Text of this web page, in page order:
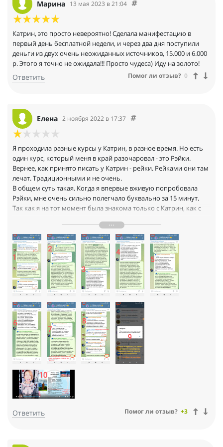
есть другие финансовые приоритеты, более «полезные».
Получила потрясающие эмоции от работы профессионалов и
себя красивой в кадре!
Каждая женщина достойна самого лучшего праздника по
сердцу. Не забывайте дарить себе подарки и баловать себя
тем, что действительно хочет ваша душа.
Эти эмоции - ваш ресурс!
Марина 13 мая 2023 в 21:04
Катрин, это просто невероятно! Сделала манифестацию в
первый день бесплатной недели, и через два дня поступили
деньги из двух очень неожиданных источников, 15.000 и 6.000
р. Этого я точно не ожидала!!! Просто чудеса) Иду на золото!
Ответить Помог ли отзыв? 0
Елена 2 ноября 2022 в 17:37
Я проходила разные курсы у Катрин, в разное время. Но есть
один курс, который меня в край разочаровал - это Рэйки.
Вернее, как принято писать у Катрин - рейки. Рейками они там
лечат. Традиционными и не очень.
В общем суть такая. Когда я впервые вживую попробовала
Рэйки, мне очень сильно полегчало буквально за 15 минут.
Так как я на тот момент была знакома только с Катрин, как с
нетрадиционные рейки, и традиционные 2 ступени. Я
практиковала 3 года, чтобы начать хоть что-то чувствовать.
3 года я мучилась, пытаясь получить хоть какие-то
результаты, но становилось только хуже. Вместо расслабления
и успокоения я становилась еще более напряженной, злой,
агрессивной. В итоге очень сильно расшатала свою нервную
систему. Только мое упорство позволило мне разобраться в
происходящем.
Все дело оказалось в неправильной настройке, которую дает
Катрин, точнее она ее вообще не дает, о чем я случайно узнала
спустя 3 года своих мучений от другого мастера. Моему
негодованию не было предела!!!
ТРИ ГОДА Я ЛЕЧИЛА СЕБЯ СВОЕЙ ЖЕ ЭНЕРГИЕЙ И ЧУТЬ СЕБЯ
НЕ УГРОБИЛА!!! Потому что все это время у меня не было
правильной настройки, а символы не стояли вообще.
Оказалось, что Катрин раздает лишь общий поток своих
рейки. Все инициации происходят при просмотре уже
записанных ранее, много лет назад, старых видео. То есть вас
по сути инициирует ВИДЕО, а не ЧЕЛОВЕК.
Вы видите только картинку мастера, Катрин в это время где-то
Ответить Помог ли отзыв? +3